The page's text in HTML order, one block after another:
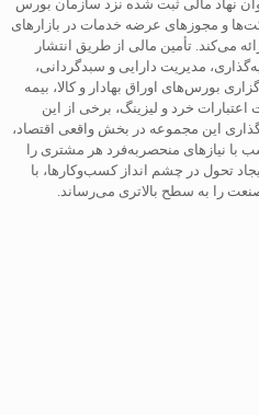
نهاد مالی ثبت شده نزد سازمان بورس
و مجوزهای عرضه خدمات در بازارهای
می‌کند. تأمین مالی از طریق انتشار
مدیریت دارایی و سبدگردانی،
بورس‌های اوراق بهادار و کالا، بیمه
خرد و لیزینگ، برخی از این
این مجموعه در بخش واقعی اقتصاد،
با نیازهای منحصربه‌فرد هر مشتری را
تحول در چشم انداز کسب‌و‌کارها، با
را به سطح بالاتری می‌رساند.